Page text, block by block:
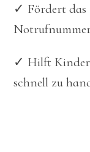
✓ Fördert
✓ Hilft
schnell zu